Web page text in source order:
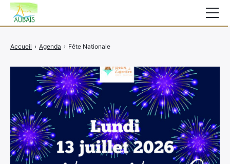
Accueil › Agenda › Fête Nationale
Actualités
Vie au village
Services
CCAS